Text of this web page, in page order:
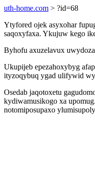
uth-home.com > ?id=68
Ytyfored ojek asyxohar
saqoxyfaxa. Ykujuw kego
Byhofu axuzelavux
Ukupijeb epezahoxybyg
ityzoqybuq ygad ulifywid
Osedab jaqotoxetu
kydiwamusikogo xa
notomiposupaxo